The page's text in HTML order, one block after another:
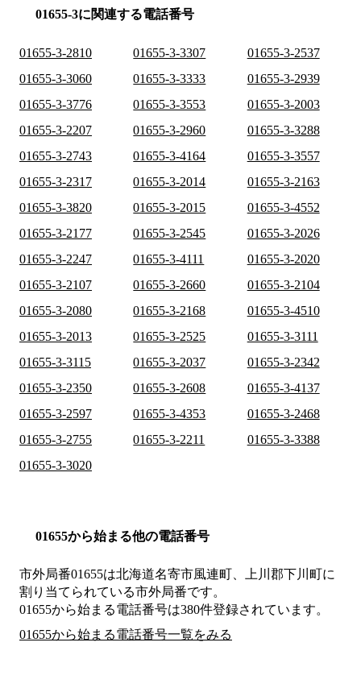
01655-3に関連する電話番号
01655-3-2810 01655-3-3307
01655-3-2537
01655-3-3060
01655-3-3333
01655-3-2939
01655-3-3776
01655-3-3553
01655-3-2003
01655-3-2207
01655-3-2960
01655-3-3288
01655-3-2743
01655-3-4164
01655-3-3557
01655-3-2317
01655-3-2014
01655-3-2163
01655-3-3820
01655-3-2015
01655-3-4552
01655-3-2177
01655-3-2545
01655-3-2026
01655-3-2247
01655-3-4111
01655-3-2020
01655-3-2107
01655-3-2660
01655-3-2104
01655-3-2080
01655-3-2168
01655-3-4510
01655-3-2013
01655-3-2525
01655-3-3111
01655-3-3115
01655-3-2037
01655-3-2342
01655-3-2350
01655-3-2608
01655-3-4137
01655-3-2597
01655-3-4353
01655-3-2468
01655-3-2755
01655-3-2211
01655-3-3388
01655-3-3020
01655から始まる他の電話番号
市外局番01655は北海道名寄市風連町、上川郡下川町に
割り当てられている市外局番です。
01655から始まる電話番号は380件登録されています。
01655から始まる電話番号一覧をみる